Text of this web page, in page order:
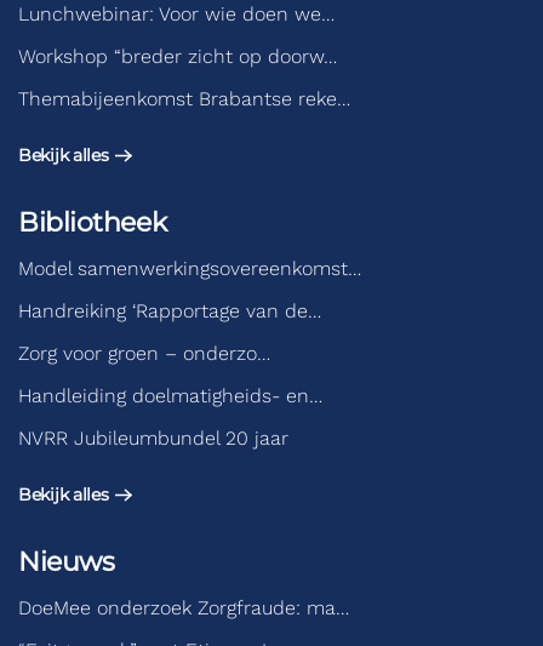
Lunchwebinar: Voor wie doen we…
Workshop “breder zicht op doorw…
Themabijeenkomst Brabantse reke…
Bekijk alles
Bibliotheek
Model samenwerkingsovereenkomst…
Handreiking ‘Rapportage van de…
Zorg voor groen – onderzo…
Handleiding doelmatigheids- en…
NVRR Jubileumbundel 20 jaar
Bekijk alles
Nieuws
DoeMee onderzoek Zorgfraude: ma…